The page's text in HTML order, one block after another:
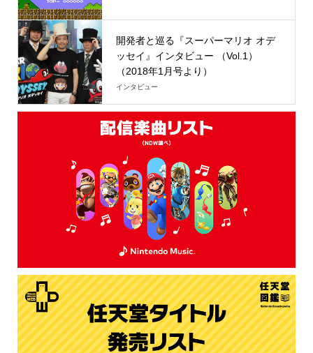
開発者と巡る『スーパーマリオ オデ
ッセイ』インタビュー （Vol.1）
（2018年1月号より）
インタビュー